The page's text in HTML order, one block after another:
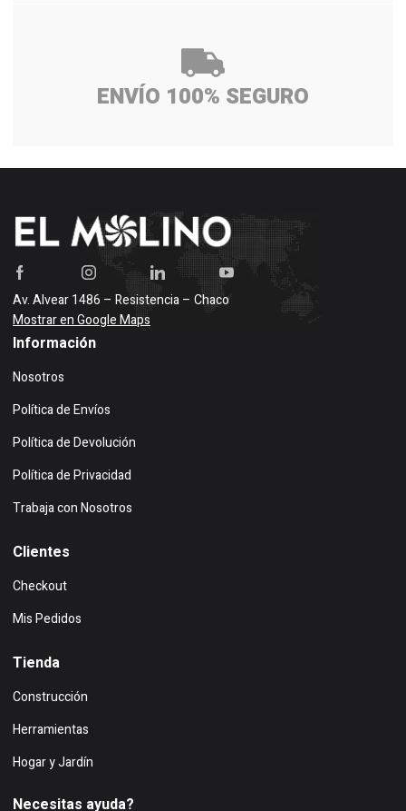
ENVÍO 100% SEGURO
Av. Alvear 1486 – Resistencia – Chaco
Mostrar en Google Maps
Información
Nosotros
Política de Envíos
Política de Devolución
Política de Privacidad
Trabaja con Nosotros
Clientes
Checkout
Mis Pedidos
Tienda
Construcción
Herramientas
Hogar y Jardín
Necesitas ayuda?